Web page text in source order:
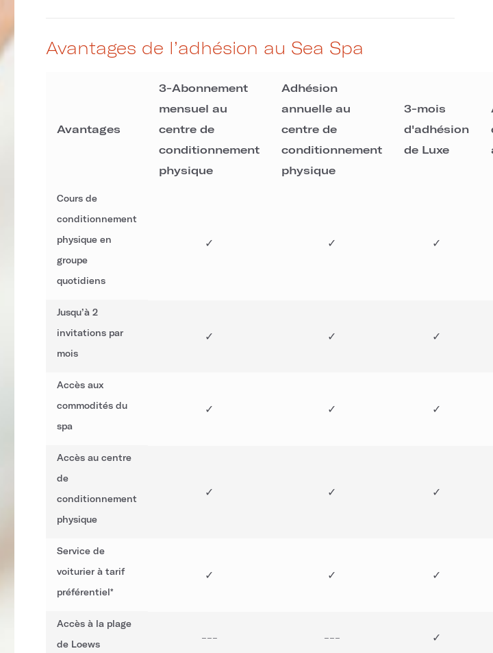
Avantages de l’adhésion au Sea Spa
Avantages
3-Abonnement
mensuel au
centre de
conditionnement
physique
Adhésion
annuelle au
centre de
conditionnement
physique
3-mois
d'adhésion
de Luxe
Cours de
conditionnement
physique en
groupe
quotidiens
✓ ✓ ✓
Jusqu’à 2
invitations par
mois
✓ ✓ ✓
Accès aux
commodités du
spa
✓ ✓ ✓
Accès au centre
de
conditionnement
physique
✓ ✓ ✓
Service de
voiturier à tarif
préférentiel*
✓ ✓ ✓
Accès à la plage
de Loews
--- --- ✓